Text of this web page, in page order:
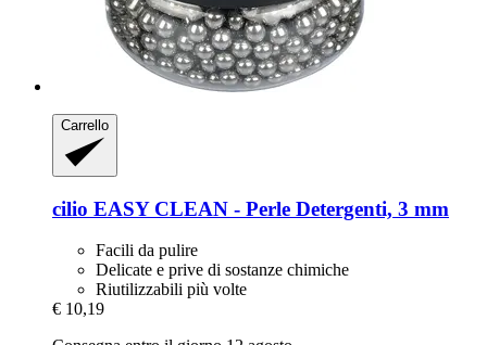
Carrello
cilio EASY CLEAN -​ Perle Detergenti, 3 mm
Facili da pulire
Delicate e prive di sostanze chimiche
Riutilizzabili più volte
€ 10,19